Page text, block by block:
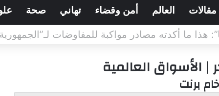
مقالات العالم أمن وقضاء تهاني صحة
الإسرائيلي طالب برد عسكري قاسٍ في لبنان..
الأسواق العالمية
برنت